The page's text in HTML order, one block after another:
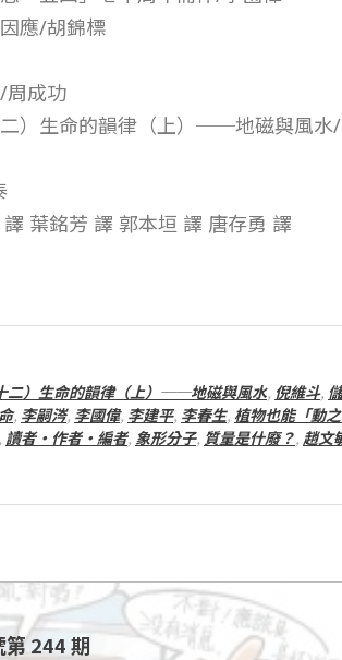
應/胡錦標
周成功
）生命的韻律（上）──地磁與風水
葉銘芳 譯 郭本垣 譯 唐存勇 譯
二）生命的韻律（上）──地磁與風水, 倪維斗,
, 李嗣涔, 李國偉, 李建平, 李春生, 植物也能「動
讀者‧作者‧編者, 象形分子, 質量是什廢？, 趙文
第 244 期